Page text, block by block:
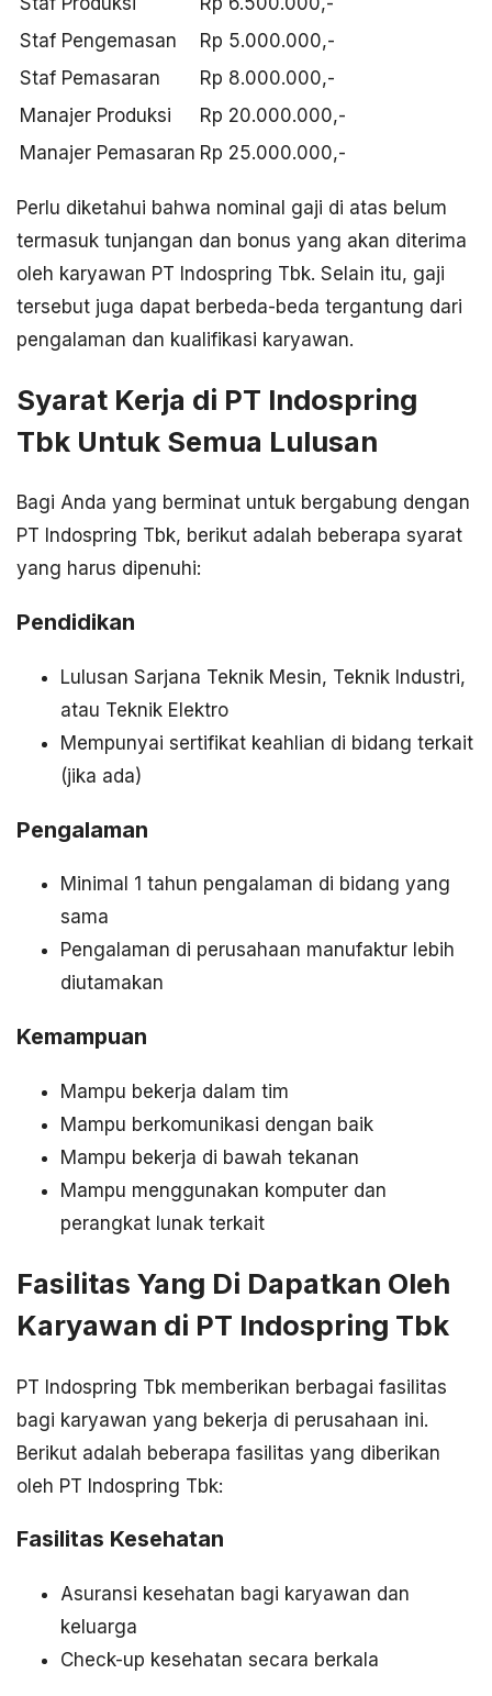
Staf Pengemasan
Rp 5.000.000,-
Staf Pemasaran
Rp 8.000.000,-
Manajer Produksi
Rp 20.000.000,-
Manajer Pemasaran Rp 25.000.000,-
Perlu diketahui bahwa nominal gaji di atas belum
termasuk tunjangan dan bonus yang akan diterima
oleh karyawan PT Indospring Tbk. Selain itu, gaji
tersebut juga dapat berbeda-beda tergantung dari
pengalaman dan kualifikasi karyawan.
Syarat Kerja di PT Indospring
Tbk Untuk Semua Lulusan
Bagi Anda yang berminat untuk bergabung dengan
PT Indospring Tbk, berikut adalah beberapa syarat
yang harus dipenuhi:
Pendidikan
Lulusan Sarjana Teknik Mesin, Teknik Industri,
atau Teknik Elektro
Mempunyai sertifikat keahlian di bidang terkait
(jika ada)
Pengalaman
Minimal 1 tahun pengalaman di bidang yang
sama
Pengalaman di perusahaan manufaktur lebih
diutamakan
Kemampuan
Mampu bekerja dalam tim
Mampu berkomunikasi dengan baik
Mampu bekerja di bawah tekanan
Mampu menggunakan komputer dan
perangkat lunak terkait
Fasilitas Yang Di Dapatkan Oleh
Karyawan di PT Indospring Tbk
PT Indospring Tbk memberikan berbagai fasilitas
bagi karyawan yang bekerja di perusahaan ini.
Berikut adalah beberapa fasilitas yang diberikan
oleh PT Indospring Tbk:
Fasilitas Kesehatan
Asuransi kesehatan bagi karyawan dan
keluarga
Check-up kesehatan secara berkala